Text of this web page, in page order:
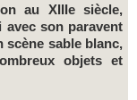
au XIIIe siècle,
avec son paravent
scène sable blanc,
objets et